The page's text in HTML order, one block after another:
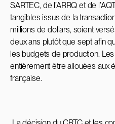
SARTEC, de l’ARRQ et de
tangibles issus de la
millions de dollars, soient
deux ans plutôt que sept afin
les budgets de production.
entièrement être allouées aux
française.